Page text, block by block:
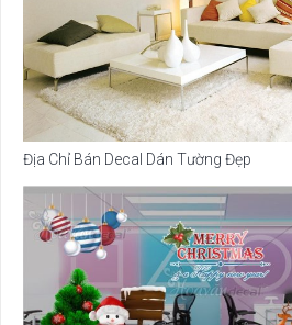
Địa Chỉ Bán Decal Dán Tường Đẹp